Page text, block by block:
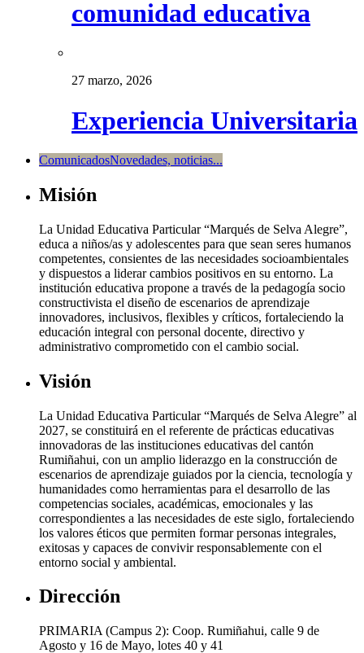
comunidad educativa
27 marzo, 2026
Experiencia Universitaria
ComunicadosNovedades, noticias...
Misión
La Unidad Educativa Particular “Marqués de Selva Alegre”,
educa a niños/as y adolescentes para que sean seres humanos
competentes, consientes de las necesidades socioambientales
y dispuestos a liderar cambios positivos en su entorno. La
institución educativa propone a través de la pedagogía socio
constructivista el diseño de escenarios de aprendizaje
innovadores, inclusivos, flexibles y críticos, fortaleciendo la
educación integral con personal docente, directivo y
administrativo comprometido con el cambio social.
Visión
La Unidad Educativa Particular “Marqués de Selva Alegre” al
2027, se constituirá en el referente de prácticas educativas
innovadoras de las instituciones educativas del cantón
Rumiñahui, con un amplio liderazgo en la construcción de
escenarios de aprendizaje guiados por la ciencia, tecnología y
humanidades como herramientas para el desarrollo de las
competencias sociales, académicas, emocionales y las
correspondientes a las necesidades de este siglo, fortaleciendo
los valores éticos que permiten formar personas integrales,
exitosas y capaces de convivir responsablemente con el
entorno social y ambiental.
Dirección
PRIMARIA (Campus 2): Coop. Rumiñahui, calle 9 de
Agosto y 16 de Mayo, lotes 40 y 41